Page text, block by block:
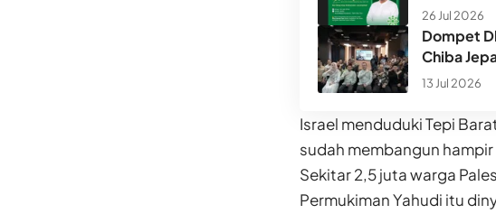
26 Jul 2026
Dompet
Chiba
13 Jul 2026
Israel menduduki Tepi
sudah membangun
Sekitar 2,5 juta warga
Permukiman Yahudi itu